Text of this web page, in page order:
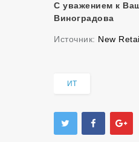
С уважением к
Виноградова
Источник: New
ИТ